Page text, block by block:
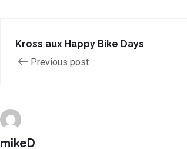
Kross aux Happy Bike Days
Previous post
mikeD